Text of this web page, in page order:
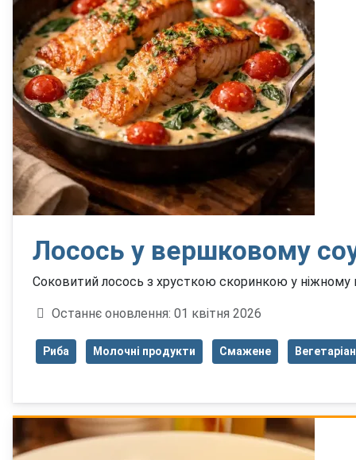
Лосось у вершковому
Соковитий лосось з хрусткою скоринкою у ніжному
Деталі
Останнє оновлення: 01 квітня 2026
Риба Молочні продукти Смажене